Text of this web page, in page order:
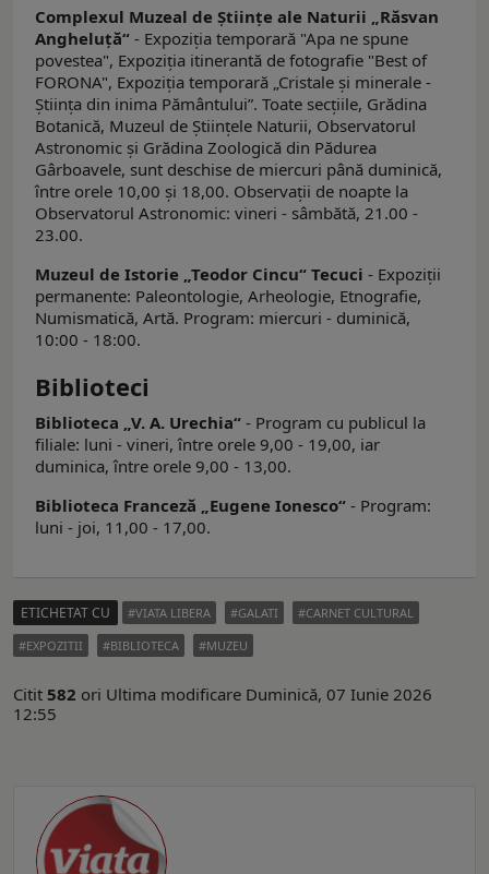
Complexul Muzeal de Ştiinţe ale Naturii „Răsvan
Angheluţă“ - Expoziţia temporară "Apa ne spune
povestea", Expoziția itinerantă de fotografie "Best of
FORONA", Expoziția temporară „Cristale și minerale -
Știința din inima Pământului”. Toate secţiile, Grădina
Botanică, Muzeul de Ştiinţele Naturii, Observatorul
Astronomic şi Grădina Zoologică din Pădurea
Gârboavele, sunt deschise de miercuri până duminică,
între orele 10,00 şi 18,00. Observații de noapte la
Observatorul Astronomic: vineri - sâmbătă, 21.00 -
23.00.
Muzeul de Istorie „Teodor Cincu“ Tecuci - Expoziţii
permanente: Paleontologie, Arheologie, Etnografie,
Numismatică, Artă. Program: miercuri - duminică,
10:00 - 18:00.
Biblioteci
Biblioteca „V. A. Urechia“ - Program cu publicul la
filiale: luni - vineri, între orele 9,00 - 19,00, iar
duminica, între orele 9,00 - 13,00.
Biblioteca Franceză „Eugene Ionesco“ - Program:
luni - joi, 11,00 - 17,00.
ETICHETAT CU VIATA LIBERA GALATI
CARNET CULTURAL
EXPOZITII
BIBLIOTECA MUZEU
Citit 582 ori Ultima modificare Duminică, 07 Iunie 2026
12:55